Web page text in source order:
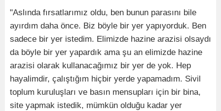
"Aslında fırsatlarımız oldu, ben bunun parasını bile
ayırdım daha önce. Biz böyle bir yer yapıyorduk. Ben
sadece bir yer istedim. Elimizde hazine arazisi olsaydı
da böyle bir yer yapardık ama şu an elimizde hazine
arazisi olarak kullanacağımız bir yer de yok. Hep
hayalimdir, çalıştığım hiçbir yerde yapamadım. Sivil
toplum kuruluşları ve basın mensupları için bir bina,
site yapmak istedik, mümkün olduğu kadar yer